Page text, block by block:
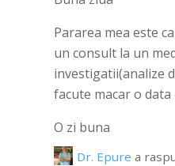
Pararea mea este
un consult la un
investigatii(analize
facute macar o data
O zi buna
Dr. Epure a